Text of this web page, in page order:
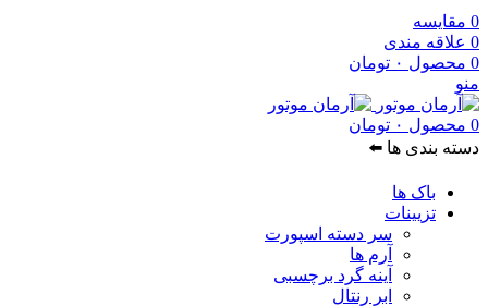
0 مقایسه
0 علاقه مندی
0 محصول ۰ تومان
منو
0 محصول ۰ تومان
دسته بندی ها ⬅️
باک ها
تزیینات
سر دسته اسپورت
آرم ها
آینه گرد برچسبی
ابر رنتال